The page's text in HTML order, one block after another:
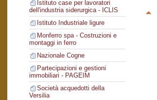
Istituto case per lavoratori
dell'industria siderurgica - ICLIS
Istituto Industriale ligure
Monferro spa - Costruzioni e
montaggi in ferro
Nazionale Cogne
Partecipazioni e gestioni
immobiliari - PAGEIM
Società acquedotti della
Versilia